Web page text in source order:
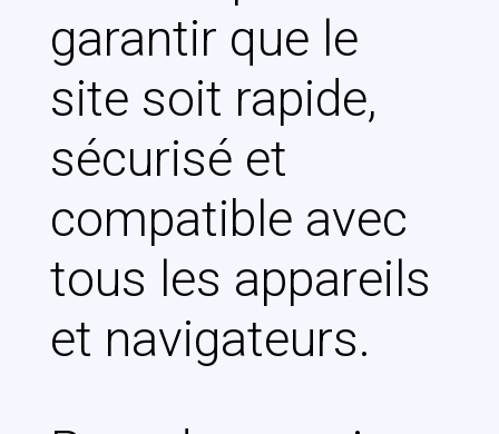
garantir que le
site soit rapide,
sécurisé et
compatible avec
tous les appareils
et navigateurs.